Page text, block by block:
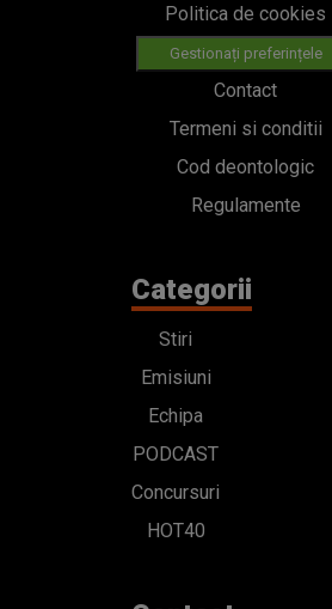
Politica de cookies
Gestionați preferințele
Contact
Termeni si conditii
Cod deontologic
Regulamente
Categorii
Stiri
Emisiuni
Echipa
PODCAST
Concursuri
HOT40